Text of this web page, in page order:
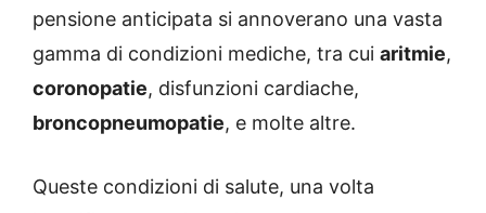
pensione anticipata si annoverano una vasta
gamma di condizioni mediche, tra cui aritmie,
coronopatie, disfunzioni cardiache,
broncopneumopatie, e molte altre.
Queste condizioni di salute, una volta